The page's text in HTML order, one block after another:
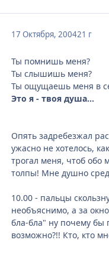
17 Октября, 200421 г
Ты помнишь меня?
Ты слышишь меня?
Ты ощущаешь меня в
Это я - твоя душа...
Опять задребезжал
ужасно не хотелось,
трогал меня, чтоб обо
толпы! Мне душно
10.00 - пальцы
необъяснимо, а за
бла-бла" ну почему бы
возможно?!! Кто, кто